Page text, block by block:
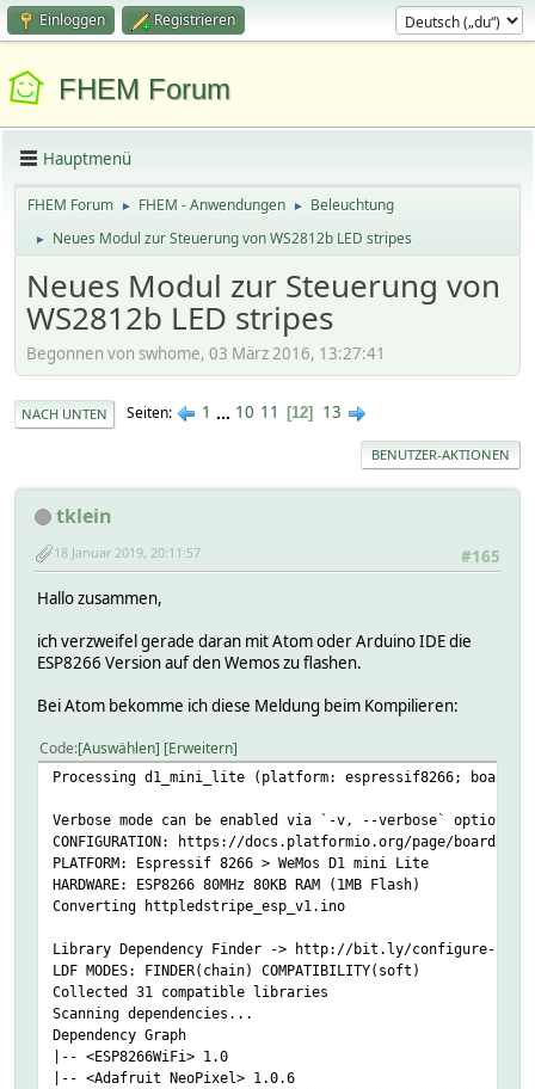
Einloggen Registrieren
FHEM Forum
Hauptmenü
FHEM Forum ► FHEM - Anwendungen ► Beleuchtung
► Neues Modul zur Steuerung von WS2812b LED stripes
Neues Modul zur Steuerung von
WS2812b LED stripes
Begonnen von swhome, 03 März 2016, 13:27:41
NACH UNTEN Seiten 1 ... 10 11 12 13
BENUTZER-AKTIONEN
tklein
#165
18 Januar 2019, 20:11:57
Hallo zusammen,
ich verzweifel gerade daran mit Atom oder Arduino IDE die
ESP8266 Version auf den Wemos zu flashen.
Bei Atom bekomme ich diese Meldung beim Kompilieren:
Code Auswählen Erweitern
Processing d1_mini_lite (platform: espressif8266; board:
Verbose mode can be enabled via `-v, --verbose` option
CONFIGURATION: https://docs.platformio.org/page/boards/
PLATFORM: Espressif 8266 > WeMos D1 mini Lite
HARDWARE: ESP8266 80MHz 80KB RAM (1MB Flash)
Converting httpledstripe_esp_v1.ino
Library Dependency Finder -> http://bit.ly/configure-
LDF MODES: FINDER(chain) COMPATIBILITY(soft)
Collected 31 compatible libraries
Scanning dependencies...
Dependency Graph
|-- <ESP8266WiFi> 1.0
|-- <Adafruit NeoPixel> 1.0.6